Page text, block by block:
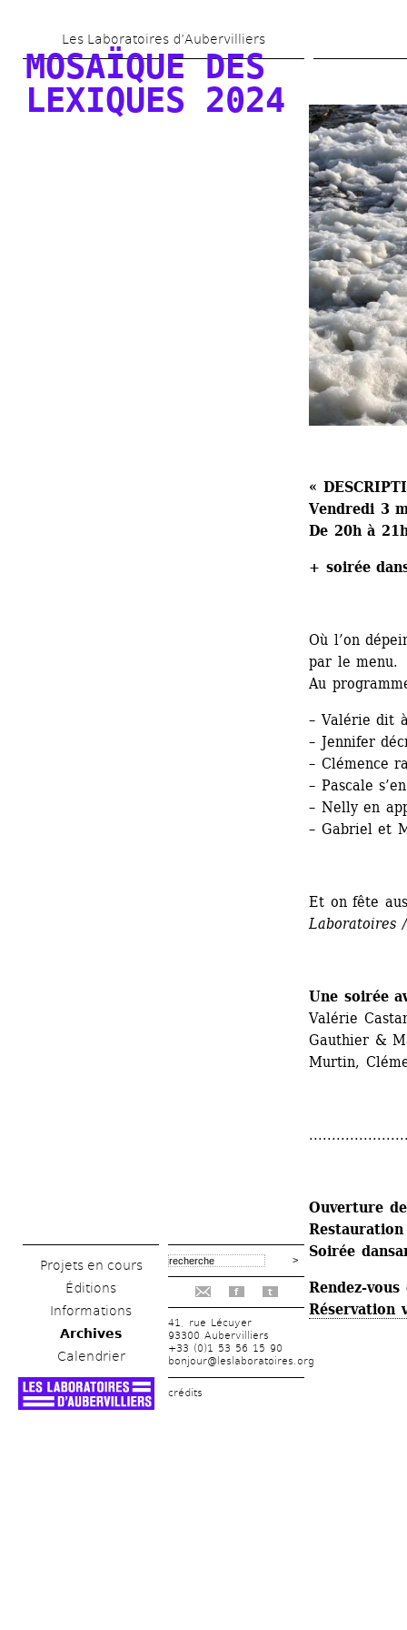
au
contenu
principal
Les Laboratoires d’Aubervilliers
MOSAÏQUE DES
LEXIQUES 2024
Projets en cours
Éditions
Informations
Archives
Calendrier
f t
41, rue Lécuyer
93300 Aubervilliers
+33 (0)1 53 56 15 90
bonjour@leslaboratoires.org
crédits
«
Vendredi 3
De 20h à
+ soirée
Où l’on
par le menu.
Au
– Valérie dit
– Jennifer
– Clémence
– Pascale
– Nelly en
– Gabriel et
Et on fête
Laboratoires
Une soirée
Valérie
Gauthier &
Murtin,
Ouverture
Soirée
Rendez-
Réservation